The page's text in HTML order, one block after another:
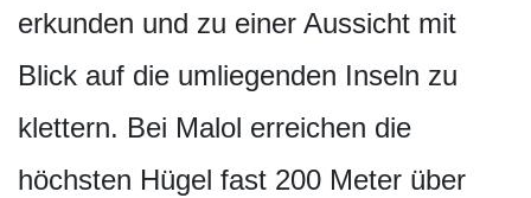
erkunden und zu einer Aussicht mit
Blick auf die umliegenden Inseln zu
klettern. Bei Malol erreichen die
höchsten Hügel fast 200 Meter über